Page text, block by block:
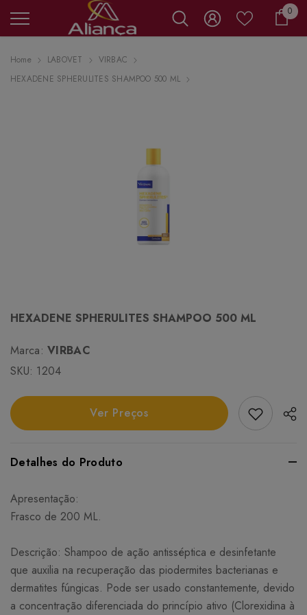
00
Home LABOVET
VIRBAC
HEXADENE SPHERULITES SHAMPOO 500 ML
HEXADENE SPHERULITES SHAMPOO 500 ML
Marca: VIRBAC
SKU: 1204
Ver Preços Add
Detalhes do Produto
Apresentação:
Frasco de 200 ML.
Descrição: Shampoo de ação antisséptica e desinfetante
que auxilia na recuperação das piodermites bacterianas e
dermatites fúngicas. Pode ser usado constantemente, devido
a concentração diferenciada do princípio ativo (Clorexidina à